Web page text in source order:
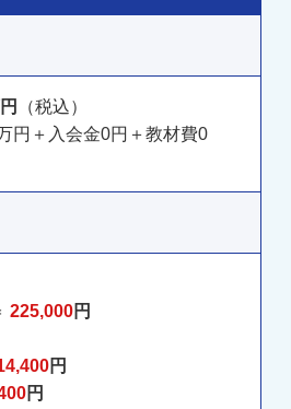
（税込）
円＋入会金0円＋教材費0
225,000円
円
円